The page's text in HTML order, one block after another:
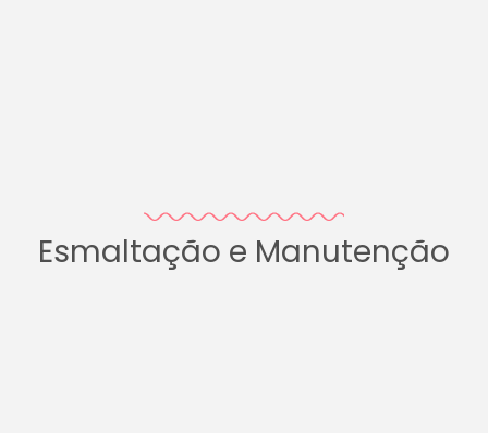
Esmaltação e Manutenção